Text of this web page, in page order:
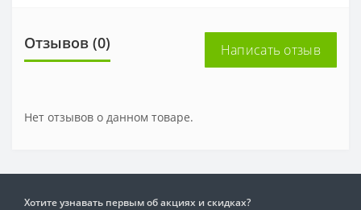
Отзывов (0) Написать отзыв
Нет отзывов о данном товаре.
Хотите узнавать первым об акциях и скидках?